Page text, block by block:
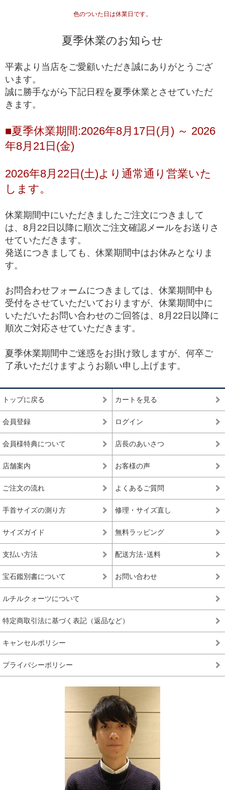
国内でトップクオリティ *1として販売されているライ
きるブレスレット
入門モデル
ルチルクォーツが初めての方や、低価格でも品質の
※上記の階級は、主に産出量の最も多いゴールドルチルクォーツを対象に適
用している基準となります。ビーズへの加工が少ない希少な色味の種類にお
チルクォーツと同じ基準値で品質を測ることが難しく、高品質以上の品質階
級を基本的に定めておりません。
*1 トップクオリティは、品質が最も高いという意味で一般に用いられ、最
色のついた日は休業日です。
夏季休業のお知らせ
平素より当店をご愛顧いただき誠にありがとうござ
います。
誠に勝手ながら下記日程を夏季休業とさせていただ
きます。
■夏季休業期間:2026年8月17日(月) ～ 2026
年8月21日(金)
2026年8月22日(土)より通常通り営業いた
します。
休業期間中にいただきましたご注文につきまして
は、8月22日以降に順次ご注文確認メールをお送りさ
せていただきます。
発送につきましても、休業期間中はお休みとなりま
す。
お問合わせフォームにつきましては、休業期間中も
受付をさせていただいておりますが、休業期間中に
いただいたお問い合わせのご回答は、8月22日以降に
順次ご対応させていただきます。
夏季休業期間中ご迷惑をお掛け致しますが、何卒ご
了承いただけますようお願い申し上げます。
トップに戻る カートを見る
会員登録 ログイン
会員様特典について 店長のあいさつ
店舗案内 お客様の声
ご注文の流れ よくあるご質問
手首サイズの測り方 修理・サイズ直し
サイズガイド 無料ラッピング
支払い方法 配送方法･送料
宝石鑑別書について お問い合わせ
ルチルクォーツについて
特定商取引法に基づく表記（返品など）
キャンセルポリシー
プライバシーポリシー